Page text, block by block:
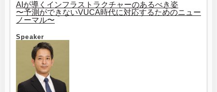
AIが導くインフラストラクチャーのあるべき姿
〜予測ができないVUCA時代に対応するためのニュー
ノーマル〜
Speaker